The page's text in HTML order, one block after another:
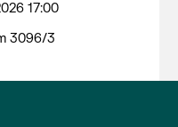
která
/
17:00
3096/3